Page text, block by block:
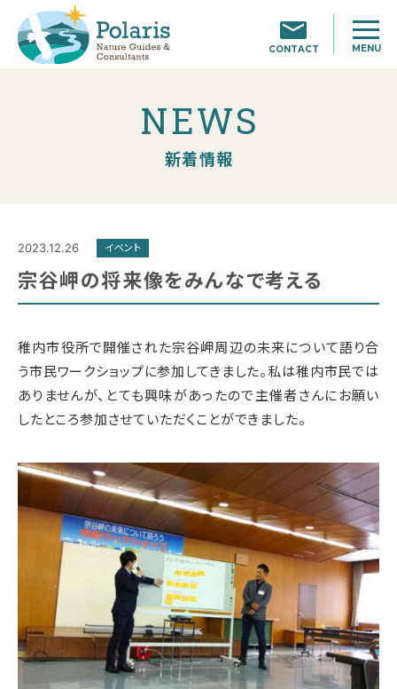
CONTACT MENU
NEWS
新着情報
2023.12.26 イベント
宗谷岬の将来像をみんなで考える
稚内市役所で開催された宗谷岬周辺の未来について語り合
う市民ワークショップに参加してきました。私は稚内市民では
ありませんが、とても興味があったので主催者さんにお願い
したところ参加させていただくことができました。